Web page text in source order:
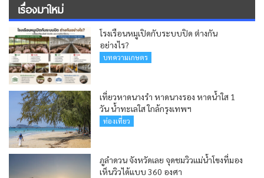
เรื่องมาใหม่
โรงเรือนหมูเปิดกับระบบปิด ต่างกัน
อย่างไร?
บทความเกษตร
เที่ยวหาดนางรำ หาดนางรอง หาดน้ำใส 1
วัน น้ำทะเลใส ใกล้กรุงเทพฯ
ท่องเที่ยว
ภูลำดวน จังหวัดเลย จุดชมวิวแม่น้ำโขงที่มอง
เห็นวิวได้แบบ 360 องศา